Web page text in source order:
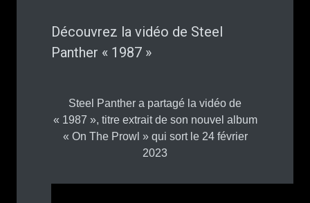
Découvrez la vidéo de Steel
Panther « 1987 »
Steel Panther a partagé la vidéo de
« 1987 », titre extrait de son nouvel album
« On The Prowl » qui sort le 24 février
2023